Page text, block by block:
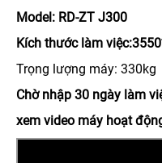
Model: RD-ZT J300
Kích thước làm việc:3550
Trọng lượng máy: 330kg
Chờ nhập 30 ngày làm
xem video máy hoạt